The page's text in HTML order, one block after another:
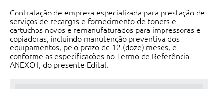
Contas Públicas
Telefones Úteis
Agenda
Contratação de empresa especializada para prestação de
serviços de recargas e fornecimento de toners e
cartuchos novos e remanufaturados para impressoras e
copiadoras, incluindo manutenção preventiva dos
equipamentos, pelo prazo de 12 (doze) meses, e
conforme as especificações no Termo de Referência –
ANEXO I, do presente Edital.